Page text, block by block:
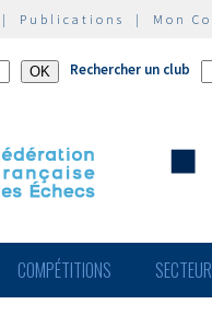
| Publications | Mon
Rechercher un club
COMPÉTITIONS